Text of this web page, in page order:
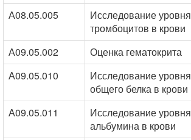
А08.05.005
Исследование уровня
тромбоцитов в крови
А09.05.002 Оценка гематокрита
А09.05.010
Исследование уровня
общего белка в крови
А09.05.011
Исследование уровня
альбумина в крови